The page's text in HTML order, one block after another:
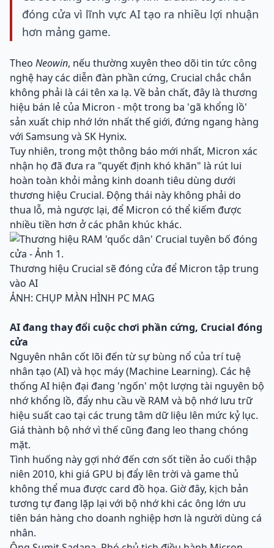
đóng cửa vì lĩnh vực AI tạo ra nhiều lợi nhuận
hơn mảng game.
Theo Neowin, nếu thường xuyên theo dõi tin tức công
nghệ hay các diễn đàn phần cứng, Crucial chắc chắn
không phải là cái tên xa lạ. Về bản chất, đây là thương
hiệu bán lẻ của Micron - một trong ba 'gã khổng lồ'
sản xuất chip nhớ lớn nhất thế giới, đứng ngang hàng
với Samsung và SK Hynix.
Tuy nhiên, trong một thông báo mới nhất, Micron xác
nhận họ đã đưa ra "quyết định khó khăn" là rút lui
hoàn toàn khỏi mảng kinh doanh tiêu dùng dưới
thương hiệu Crucial. Động thái này không phải do
thua lỗ, mà ngược lại, để Micron có thể kiếm được
nhiều tiền hơn ở các phân khúc khác.
Thương hiệu Crucial sẽ đóng cửa để Micron tập trung
vào AI
ẢNH: CHỤP MÀN HÌNH PC MAG
AI đang thay đổi cuộc chơi phần cứng, Crucial đóng
cửa
Nguyên nhân cốt lõi đến từ sự bùng nổ của trí tuệ
nhân tạo (AI) và học máy (Machine Learning). Các hệ
thống AI hiện đại đang 'ngốn' một lượng tài nguyên bộ
nhớ khổng lồ, đẩy nhu cầu về RAM và bộ nhớ lưu trữ
hiệu suất cao tại các trung tâm dữ liệu lên mức kỷ lục.
Giá thành bộ nhớ vì thế cũng đang leo thang chóng
mặt.
Tình huống này gợi nhớ đến cơn sốt tiền ảo cuối thập
niên 2010, khi giá GPU bị đẩy lên trời và game thủ
không thể mua được card đồ họa. Giờ đây, kịch bản
tương tự đang lặp lại với bộ nhớ khi các ông lớn ưu
tiên bán hàng cho doanh nghiệp hơn là người dùng cá
nhân.